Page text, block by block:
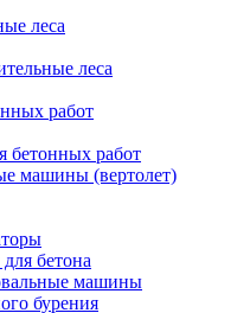
леса
леса
работ
бетонных работ
машины (вертолет)
бетона
машины
бурения